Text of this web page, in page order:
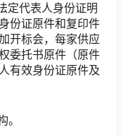
定代表人身份证明
份证原件和复印件
开标会，每家供应
委托书原件（原件
有效身份证原件及